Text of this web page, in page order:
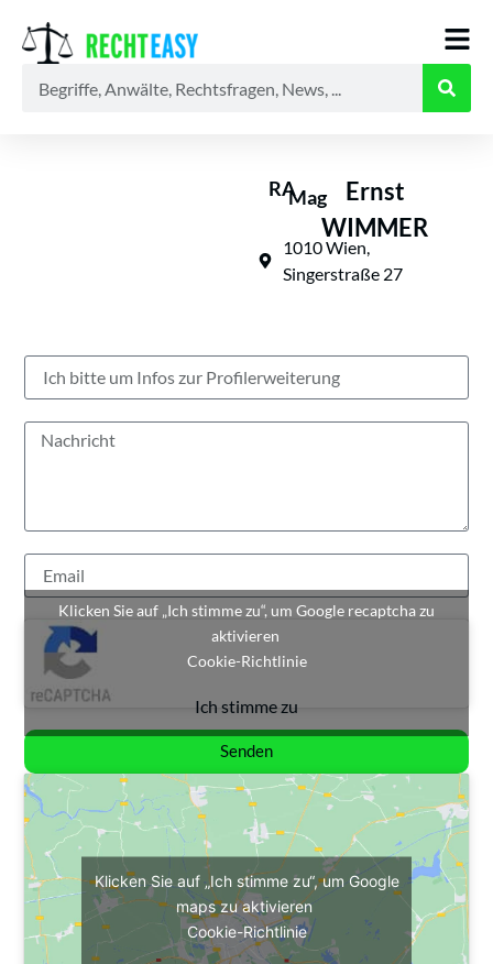
RAMag
Ernst
WIMMER
1010 Wien,
Singerstraße 27
Klicken Sie auf „Ich stimme zu“, um Google recaptcha zu
aktivieren
Cookie-Richtlinie
Ich stimme zu
Senden
Klicken Sie auf „Ich stimme zu“, um Google
maps zu aktivieren
Cookie-Richtlinie